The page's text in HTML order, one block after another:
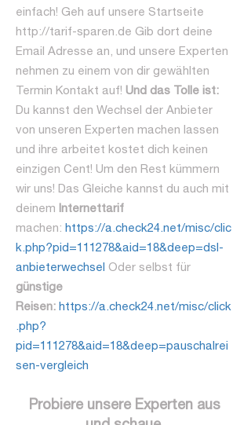
einfach! Geh auf unsere Startseite
http://tarif-sparen.de Gib dort deine
Email Adresse an, und unsere Experten
nehmen zu einem von dir gewählten
Termin Kontakt auf! Und das Tolle ist:
Du kannst den Wechsel der Anbieter
von unseren Experten machen lassen
und ihre arbeitet kostet dich keinen
einzigen Cent! Um den Rest kümmern
wir uns! Das Gleiche kannst du auch mit
deinem Internettarif
machen: https://a.check24.net/misc/clic
k.php?pid=111278&aid=18&deep=dsl-
anbieterwechsel Oder selbst für
günstige
Reisen: https://a.check24.net/misc/click
.php?
pid=111278&aid=18&deep=pauschalrei
sen-vergleich
Probiere unsere Experten aus